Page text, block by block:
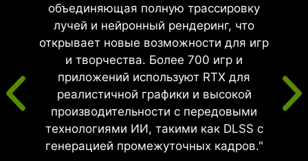
объединяющая полную трассировку
лучей и нейронный рендеринг, что
открывает новые возможности для игр
и творчества. Более 700 игр и
приложений используют RTX для
реалистичной графики и высокой
производительности с передовыми
технологиями ИИ, такими как DLSS с
генерацией промежуточных кадров."